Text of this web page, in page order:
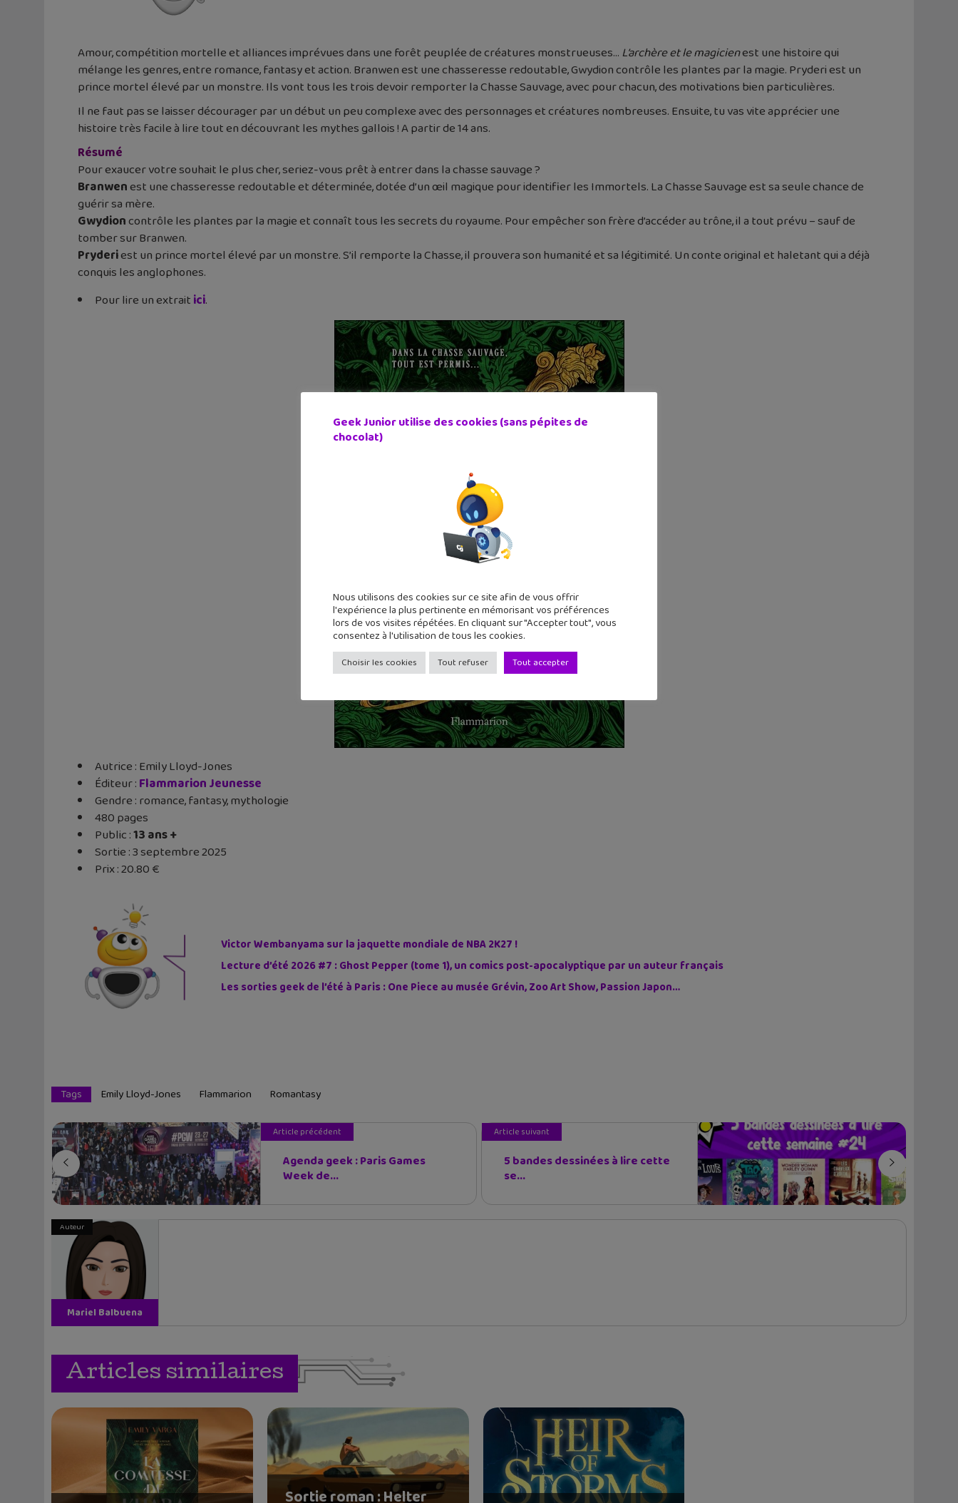
Amour, compétition mortelle et alliances imprévues dans une forêt peuplée de créatures monstrueuses… L’archère et le magicienest une histoire qui
mélange les genres, entre romance, fantasy et action. Branwen est une chasseresse redoutable, Gwydion contrôle les plantes par la magie. Pryderi est un
prince mortel élevé par un monstre. Ils vont tous les trois devoir remporter la Chasse Sauvage, avec pour chacun, des motivations bien particulières.
Il ne faut pas se laisser décourager par un début un peu complexe avec des personnages et créatures nombreuses. Ensuite, tu vas vite apprécier une
histoire très facile à lire tout en découvrant les mythes gallois ! A partir de 14 ans.
Résumé
Pour exaucer votre souhait le plus cher, seriez-vous prêt à entrer dans la chasse sauvage ?
Branwenest une chasseresse redoutable et déterminée, dotée d’un œil magique pour identifier les Immortels. La Chasse Sauvage est sa seule chance de
guérir sa mère.
Gwydioncontrôle les plantes par la magie et connaît tous les secrets du royaume. Pour empêcher son frère d’accéder au trône, il a tout prévu – sauf de
tomber sur Branwen.
Pryderiest un prince mortel élevé par un monstre. S’il remporte la Chasse, il prouvera son humanité et sa légitimité. Un conte original et haletant qui a déjà
conquis les anglophones.
Pour lire un extraitici.
Autrice : Emily Lloyd-Jones
Éditeur ‏:Flammarion Jeunesse
Gendre : romance, fantasy, mythologie
480 pages
Public :13 ans +
Sortie : 3 septembre 2025
Prix : 20.80 €
Victor Wembanyama sur la jaquette mondiale de NBA 2K27 !
Lecture d’été 2026 #7 : Ghost Pepper (tome 1), un comics post-apocalyptique par un auteur français
Les sorties geek de l’été à Paris : One Piece au musée Grévin, Zoo Art Show, Passion Japon…
Tags Emily Lloyd-Jones Flammarion Romantasy
Article précédent
Agenda geek : Paris Games
Week de...
Article suivant
5 bandes dessinées à lire cette
se...
Auteur
Mariel Balbuena
Articles similaires
Sortie roman : Helter
Geek Junior utilise des cookies (sans pépites de
chocolat)
Nous utilisons des cookies sur ce site afin de vous offrir
l'expérience la plus pertinente en mémorisant vos préférences
lors de vos visites répétées. En cliquant sur "Accepter tout", vous
consentez à l'utilisation de tous les cookies.
Choisir les cookies Tout refuser Tout accepter